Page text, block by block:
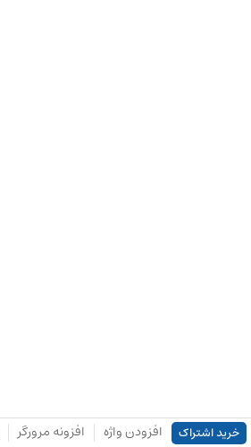
خرید اشتراک افزودن واژه افزونه مرورگر